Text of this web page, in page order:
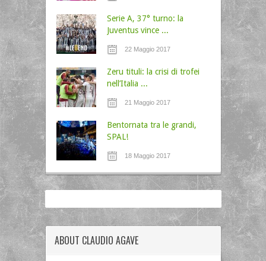
Serie A, 37° turno: la
Juventus vince ...
22 Maggio 2017
Zeru tituli: la crisi di trofei
nell’Italia ...
21 Maggio 2017
Bentornata tra le grandi,
SPAL!
18 Maggio 2017
ABOUT CLAUDIO AGAVE